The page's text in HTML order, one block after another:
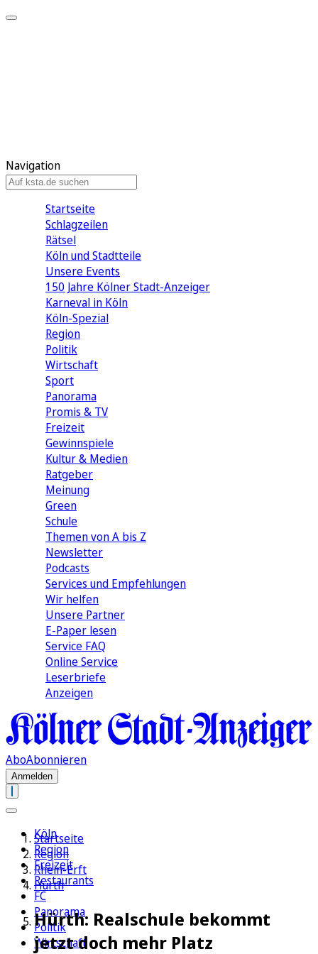
Navigation
Startseite
Schlagzeilen
Rätsel
Köln und Stadtteile
Unsere Events
150 Jahre Kölner Stadt-Anzeiger
Karneval in Köln
Köln-Spezial
Region
Politik
Wirtschaft
Sport
Panorama
Promis & TV
Freizeit
Gewinnspiele
Kultur & Medien
Ratgeber
Meinung
Green
Schule
Themen von A bis Z
Newsletter
Podcasts
Services und Empfehlungen
Wir helfen
Unsere Partner
E-Paper lesen
Service FAQ
Online Service
Leserbriefe
Anzeigen
AboAbonnieren
Anmelden
Köln
Region
Freizeit
Restaurants
FC
Panorama
Politik
Wirtschaft
Startseite
Region
Rhein-Erft
Hürth
Hürth: Realschule bekommt
jetzt doch mehr Platz